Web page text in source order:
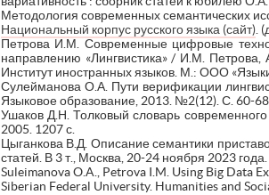
Методология современных семантических
Национальный корпус русского языка (сайт).
Петрова И.М. Современные цифровые
направлению «Лингвистика» / И.М. Петрова,
Институт иностранных языков. М.: ООО
Сулейманова О.А. Пути верификации
Языковое образование, 2013. №2(12). С. 60-68.
Ушаков Д.Н. Толковый словарь
2005. 1207 с.
Цыганкова В.Д. Описание семантики
статей. В 3 т., Москва, 20-24 ноября 2023
Suleimanova O.A., Petrova I.M. Using Big Data
Siberian Federal University. Humanities and